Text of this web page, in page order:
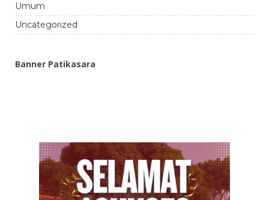
Umum
Uncategorized
Banner Patikasara